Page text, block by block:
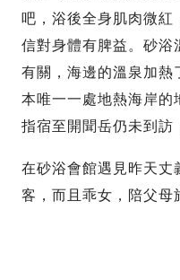
吧，浴後全身肌肉微紅
信對身體有脾益。砂浴
有關，海邊的溫泉加熱
本唯一一處地熱海岸的
指宿至開聞岳仍未到訪
在砂浴會館遇見昨天丈
客，而且乖女，陪父母